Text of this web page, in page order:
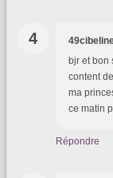
4
bjr et bon
content
ma
ce matin
Répondre